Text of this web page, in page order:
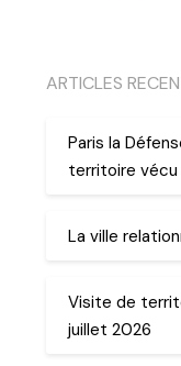
ARTICLES
Paris la
territoire
La ville
Visite de
juillet 2026